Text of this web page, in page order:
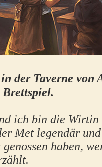
der Taverne von
ich bin die Wirtin
Met legendär
haben,